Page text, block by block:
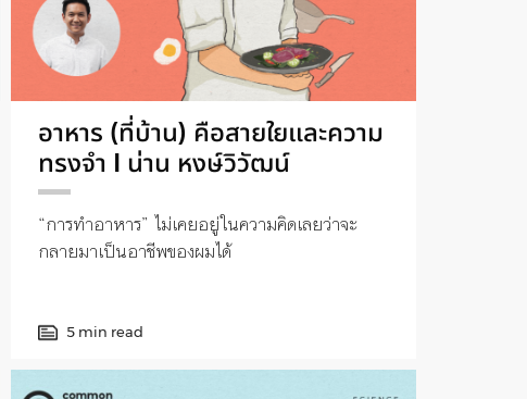
อาหาร (ที่บ้าน) คือสายใยและความ
ทรงจำ I น่าน หงษ์วิวัฒน์
“การทำอาหาร” ไม่เคยอยู่ในความคิดเลยว่าจะ
กลายมาเป็นอาชีพของผมได้
5 min read